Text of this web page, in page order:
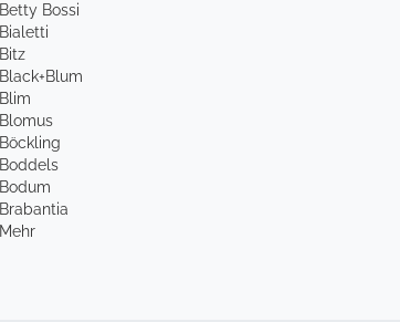
Betty Bossi
Bialetti
Bitz
Black+Blum
Blim
Blomus
Böckling
Boddels
Bodum
Brabantia
Mehr